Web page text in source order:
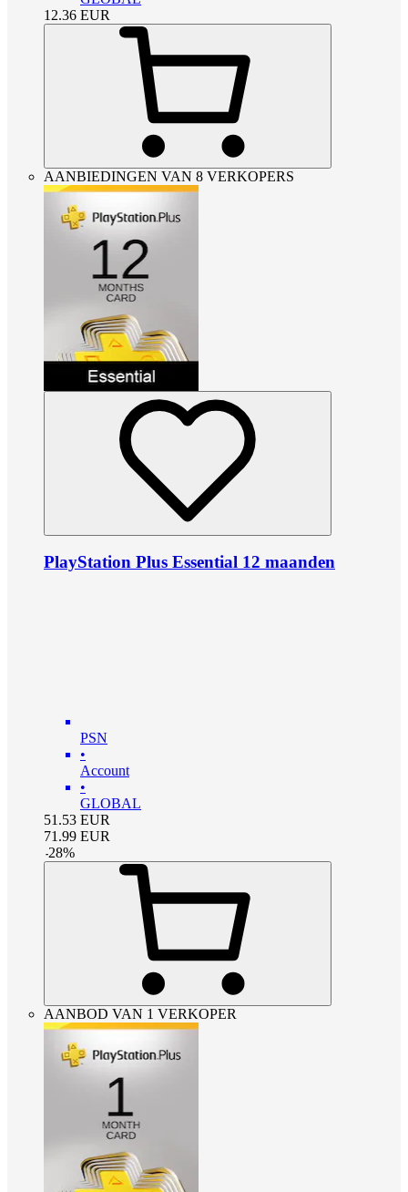
12.36 EUR
AANBIEDINGEN VAN 8 VERKOPERS
PlayStation Plus Essential 12 maanden
PSN
•
Account
•
GLOBAL
51.53 EUR
71.99 EUR
-28%
AANBOD VAN 1 VERKOPER